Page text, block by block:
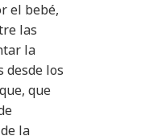
el bebé,
las
la
desde los
que
la